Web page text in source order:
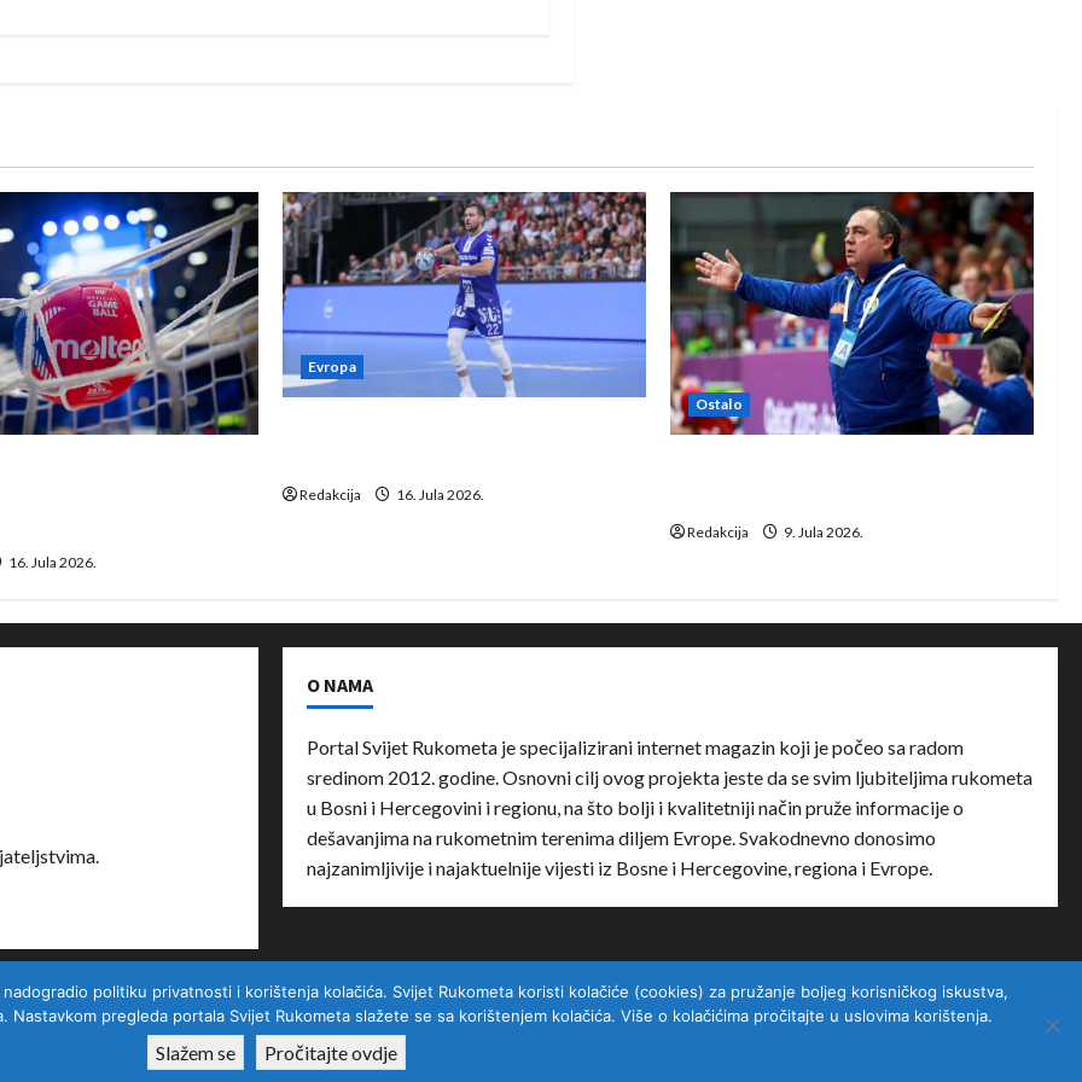
16. Jula 2026.
Evropa
Redakcija 16. Jula 2026.
Ostalo
Redakcija 9. Jula 2026.
O NAMA
Portal Svijet Rukometa je specijalizirani internet magazin koji je počeo sa radom
sredinom 2012. godine. Osnovni cilj ovog projekta jeste da se svim ljubiteljima rukometa
u Bosni i Hercegovini i regionu, na što bolji i kvalitetniji način pruže informacije o
dešavanjima na rukometnim terenima diljem Evrope. Svakodnevno donosimo
najzanimljivije i najaktuelnije vijesti iz Bosne i Hercegovine, regiona i Evrope.
Kontakt
Copyright © All rights reserved.|MoreNewsby AF themes.
politiku privatnosti i korištenja kolačića. Svijet Rukometa koristi kolačiće (cookies) za pružanje boljeg korisničkog iskustva,
pregleda portala Svijet Rukometa slažete se sa korištenjem kolačića. Više o kolačićima pročitajte u uslovima korištenja.
Slažem se Pročitajte ovdje